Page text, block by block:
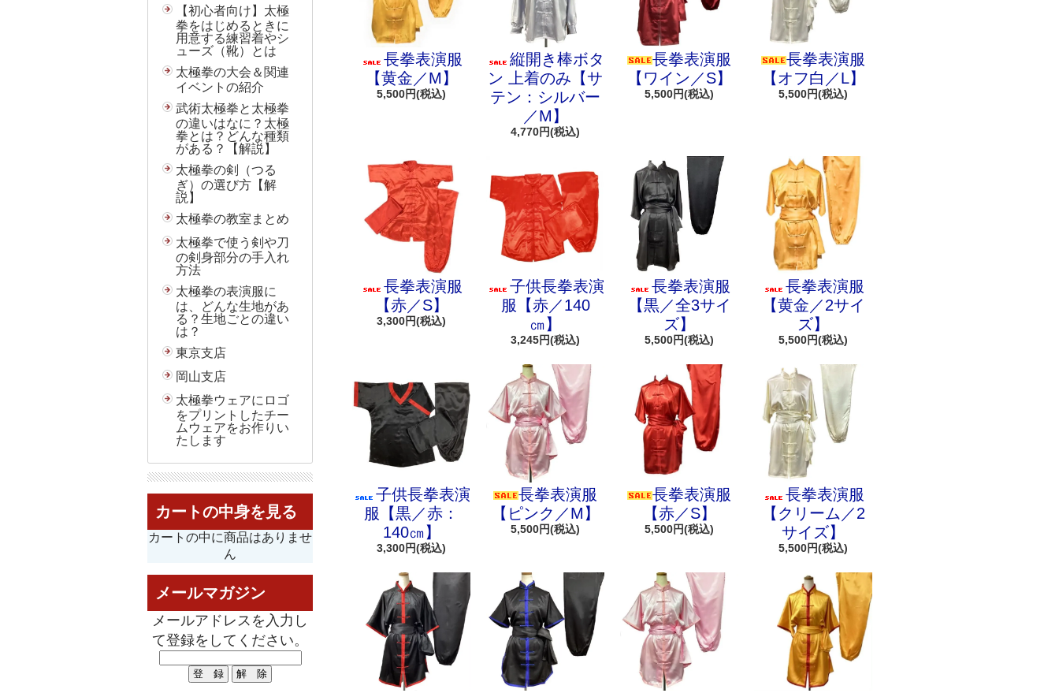
【初心者向け】太極
拳をはじめるときに
用意する練習着やシ
ューズ（靴）とは
太極拳の大会＆関連
イベントの紹介
武術太極拳と太極拳
の違いはなに？太極
拳とは？どんな種類
がある？【解説】
太極拳の剣（つる
ぎ）の選び方【解
説】
太極拳の教室まとめ
太極拳で使う剣や刀
の剣身部分の手入れ
方法
太極拳の表演服に
は、どんな生地があ
る？生地ごとの違い
は？
東京支店
岡山支店
太極拳ウェアにロゴ
をプリントしたチー
ムウェアをお作りい
たします
カートの中身を見る
カートの中に商品はありませ
ん
メールマガジン
メールアドレスを入力し
て登録をしてください。
長拳表演服
【黄金／M】
5,500円(税込)
縦開き棒ボタ
ン 上着のみ【サ
テン：シルバー
／M】
4,770円(税込)
長拳表演服
【ワイン／S】
5,500円(税込)
長拳表演服
【オフ白／L】
5,500円(税込)
長拳表演服
【赤／S】
3,300円(税込)
子供長拳表演
服【赤／140
㎝】
3,245円(税込)
長拳表演服
【黒／全3サイ
ズ】
5,500円(税込)
長拳表演服
【黄金／2サイ
ズ】
5,500円(税込)
子供長拳表演
服【黒／赤：
140㎝】
3,300円(税込)
長拳表演服
【ピンク／M】
5,500円(税込)
長拳表演服
【赤／S】
5,500円(税込)
長拳表演服
【クリーム／2
サイズ】
5,500円(税込)